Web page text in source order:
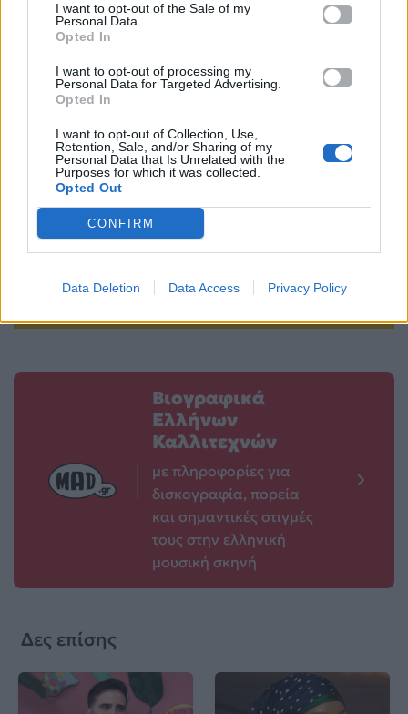
I want to opt-out of the Sale of my
Personal Data.
Opted In
I want to opt-out of processing my
Personal Data for Targeted Advertising.
Opted In
I want to opt-out of Collection, Use,
Retention, Sale, and/or Sharing of my
Personal Data that Is Unrelated with the
Purposes for which it was collected.
Opted Out
CONFIRM
Data Deletion Data Access Privacy Policy
Ο Sidarta και ο
Dani Gambino
κυκλοφόρησαν το
κομμάτι που θα
ορίσει το
08.05.2026
«23 χρόνια πριν»:
08.05.2026
Βιογραφικά
Ελλήνων
Καλλιτεχνών
με πληροφορίες για
δισκογραφία, πορεία
και σημαντικές στιγμές
τους στην ελληνική
μουσική σκηνή
Δες επίσης